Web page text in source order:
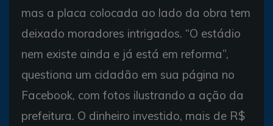
mas a placa colocada ao lado da obra tem
deixado moradores intrigados. “O estádio
nem existe ainda e já está em reforma”,
questiona um cidadão em sua página no
Facebook, com fotos ilustrando a ação da
prefeitura. O dinheiro investido, mais de R$